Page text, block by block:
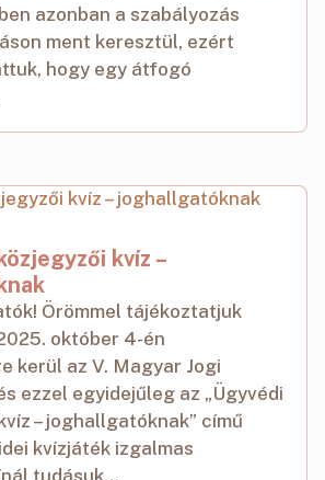
azonban a szabályozás
ment keresztül, ezért
hogy egy átfogó
kvíz –
Örömmel tájékoztatjuk
október 4-én
kerül az V. Magyar Jogi
ezzel egyidejűleg az „Ügyvédi
– joghallgatóknak” című
kvízjáték izgalmas
tudásuk...